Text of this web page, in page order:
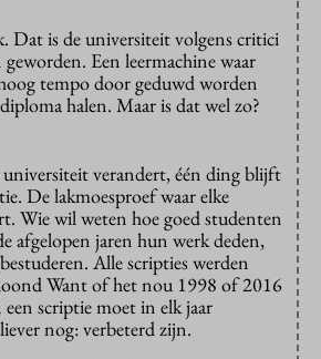
Dat is de universiteit volgens critici
Een leermachine waar
tempo door geduwd worden
halen. Maar is dat wel zo?
universiteit verandert, één ding blijft
De lakmoesproef waar elke
Wie wil weten hoe goed studenten
afgelopen jaren hun werk deden,
Alle scripties werden
Want of het nou 1998 of 2016
scriptie moet in elk jaar
nog: verbeterd zijn.